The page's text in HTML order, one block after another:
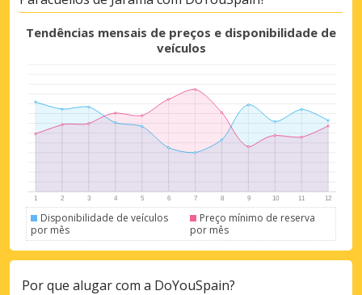
Tendências mensais de preços e disponibilidade de
veículos
Disponibilidade de veículos
por mês
Preço mínimo de reserva
por mês
Por que alugar com a DoYouSpain?